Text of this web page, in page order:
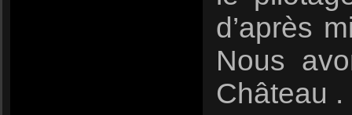
d’après
Nous
Château .